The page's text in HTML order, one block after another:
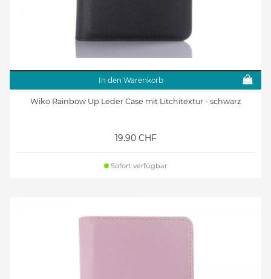
In den Warenkorb
Wiko Rainbow Up Leder Case mit Litchitextur - schwarz
19.90 CHF
Sofort verfügbar